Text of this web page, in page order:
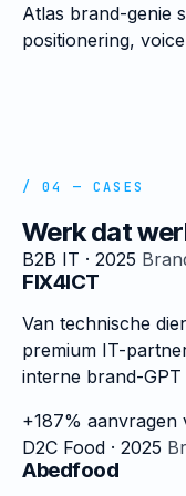
Atlas brand-genie
positionering,
/ 04 — CASES
Werk dat
B2B IT · 2025
FIX4ICT
Van technische
premium IT-
interne brand-
+187% aanvragen
D2C Food · 2025
Abedfood